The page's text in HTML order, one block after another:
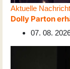
Aktuelle
Dolly Parton
07. 08.